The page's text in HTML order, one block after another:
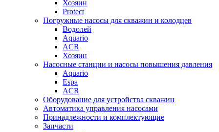
Хозяин
Protect
Погружные насосы для скважин и колодцев
Водолей
Aquario
ACR
Хозяин
Насосные станции и насосы повышения давления
Aquario
Espa
ACR
Оборудование для устройства скважин
Автоматика управления насосами
Принадлежности и комплектующие
Запчасти